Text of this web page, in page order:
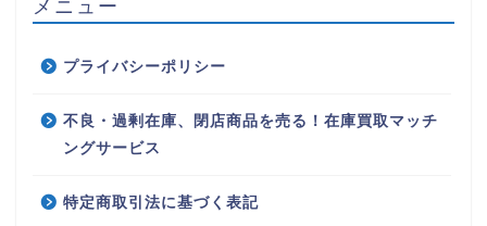
メニュー
プライバシーポリシー
不良・過剰在庫、閉店商品を売る！在庫買取マッチ
ングサービス
特定商取引法に基づく表記